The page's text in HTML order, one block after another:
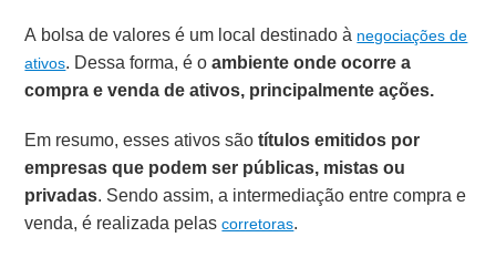
A bolsa de valores é um local destinado à negociações de
ativos. Dessa forma, é oambiente onde ocorre a
compra e venda de ativos, principalmente ações.
Em resumo, esses ativos sãotítulos emitidos por
empresas que podem ser públicas, mistas ou
privadas. Sendo assim, a intermediação entre compra e
venda, é realizada pelascorretoras.